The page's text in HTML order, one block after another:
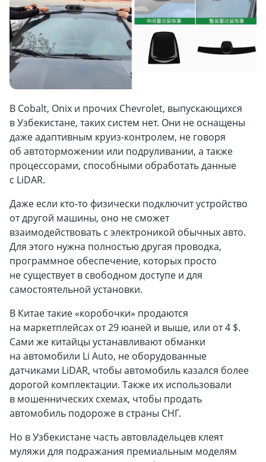
В Cobalt, Onix и прочих Chevrolet, выпускающихся
в Узбекистане, таких систем нет. Они не оснащены
даже адаптивным круиз-контролем, не говоря
об автоторможении или подруливании, а также
процессорами, способными обработать данные
с LiDAR.
Даже если кто-то физически подключит устройство
от другой машины, оно не сможет
взаимодействовать с электроникой обычных авто.
Для этого нужна полностью другая проводка,
программное обеспечение, которых просто
не существует в свободном доступе и для
самостоятельной установки.
В Китае такие «коробочки» продаются
на маркетплейсах от 29 юаней и выше, или от 4 $.
Сами же китайцы устанавливают обманки
на автомобили Li Auto, не оборудованные
датчиками LiDAR, чтобы автомобиль казался более
дорогой комплектации. Также их использовали
в мошеннических схемах, чтобы продать
автомобиль подороже в страны СНГ.
Но в Узбекистане часть автовладельцев клеят
муляжи для подражания премиальным моделям